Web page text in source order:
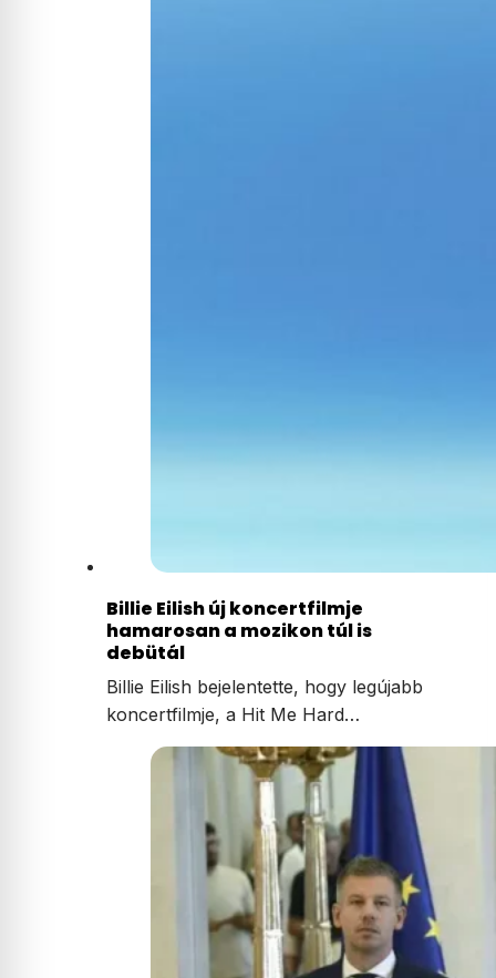
Billie Eilish új koncertfilmje
hamarosan a mozikon túl is
debütál
Billie Eilish bejelentette, hogy legújabb
koncertfilmje, a Hit Me Hard…